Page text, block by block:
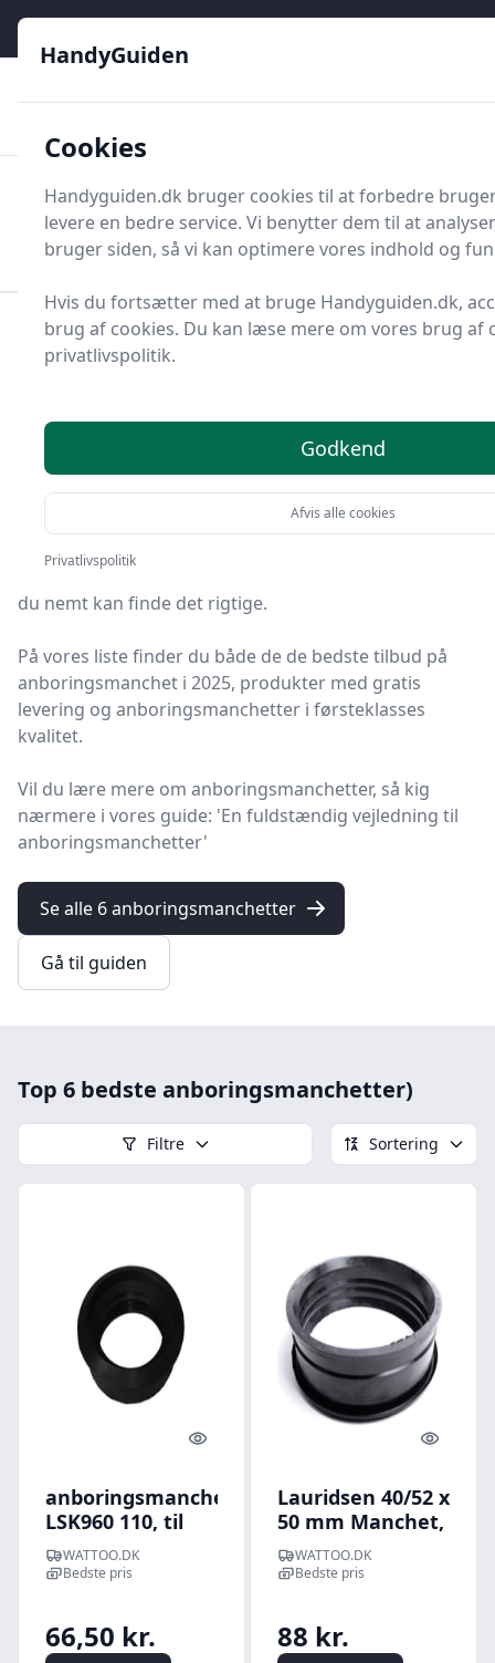
HandyGuiden
Søg nu
Søg nu
Forside Renovering og Byggeri
Værktøj
Diverse værktøj
Top 6 bedste
anboringsmanchetter
På HandyGuiden finder du markedets bedste
anboringsmanchetter. Vi har udvalgt 6 produkter, så
du nemt kan finde det rigtige.
På vores liste finder du både de de bedste tilbud på
anboringsmanchet i 2025, produkter med gratis
levering og anboringsmanchetter i førsteklasses
kvalitet.
Vil du lære mere om anboringsmanchetter, så kig
nærmere i vores guide: 'En fuldstændig vejledning til
anboringsmanchetter'
Se alle 6 anboringsmanchetter
Gå til guiden
Top 6 bedste anboringsmanchetter)
Filtre Sortering
Quick look
anboringsmanchet
LSK960 110, til
plast/stl
WATTOO.DK
Bedste pris
66,50 kr.
Quick
Lauridsen 40/52 x
50 mm Manchet,
SBR, til
Beton/Plast, glat
WATTOO.DK
Bedste pris
88 kr.
HandyGuiden
Cookies
Handyguiden.dk bruger cookies til at forbedre
levere en bedre service. Vi benytter dem til at
bruger siden, så vi kan optimere vores indhold og
Hvis du fortsætter med at bruge Handyguiden.dk,
brug af cookies. Du kan læse mere om vores brug af
privatlivspolitik.
Godkend
Afvis alle cookies
Privatlivspolitik